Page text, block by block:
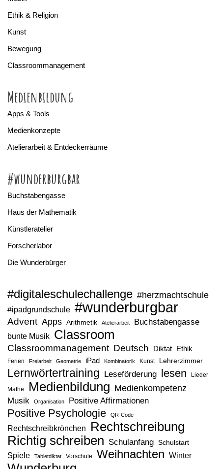
Ethik & Religion
Kunst
Bewegung
Classroommanagement
Medienbildung
Apps & Tools
Medienkonzepte
Atelierarbeit & Entdeckerräume
#wunderburgbar
Buchstabengasse
Haus der Mathematik
Künstleratelier
Forscherlabor
Die Wunderbürger
#digitaleschulechallenge #herzmachtschule
#ipadgrundschule #wunderburgbar
Advent Apps Arithmetik Atelierarbeit Buchstabengasse
bunte Musik Classroom
Classroommanagement Deutsch Diktat Ethik
Ferien Freiarbeit Geometrie iPad Kombinatorik Kunst Lehrerzimmer
Lernwörtertraining Leseförderung lesen Lieder
Mathe Medienbildung Medienkompetenz
Musik Organisation Positive Affirmationen
Positive Psychologie QR-Code
Rechtschreibkrönchen Rechtschreibung
Richtig schreiben Schulanfang Schulstart
Spiele Tabletdiktat Vorschule Weihnachten Winter